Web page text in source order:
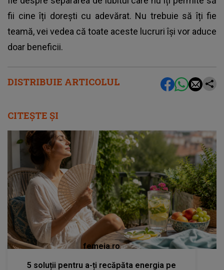
DISTRIBUIE ARTICOLUL
fii cine îți dorești cu adevărat. Nu trebuie să îți fie
teamă, vei vedea că toate aceste lucruri își vor aduce
doar beneficii.
CITEȘTE ȘI
femeia.ro
5 soluții pentru a-ți recăpăta energia pe